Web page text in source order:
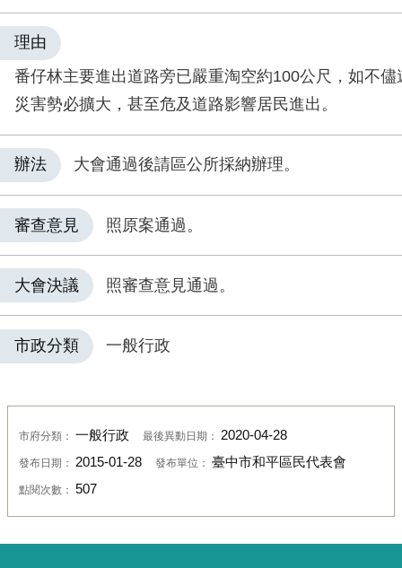
理由
番仔林主要進出道路旁已嚴重淘空約100公尺，如不
災害勢必擴大，甚至危及道路影響居民進出。
辦法 大會通過後請區公所採納辦理。
審查意見 照原案通過。
大會決議 照審查意見通過。
市政分類 一般行政
市府分類： 一般行政 最後異動日期： 2020-04-28
發布日期： 2015-01-28 發布單位： 臺中市和平區民代表會
點閱次數： 507